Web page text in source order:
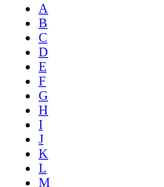
A
B
C
D
E
F
G
H
I
J
K
L
M